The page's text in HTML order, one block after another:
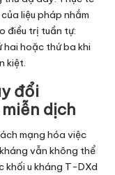
liệu pháp nhắm
điều trị tuần tự:
hai hoặc thứ ba khi
kiệt.
đổi
dịch
mạng hóa việc
vẫn không thể
khối u kháng T-DXd